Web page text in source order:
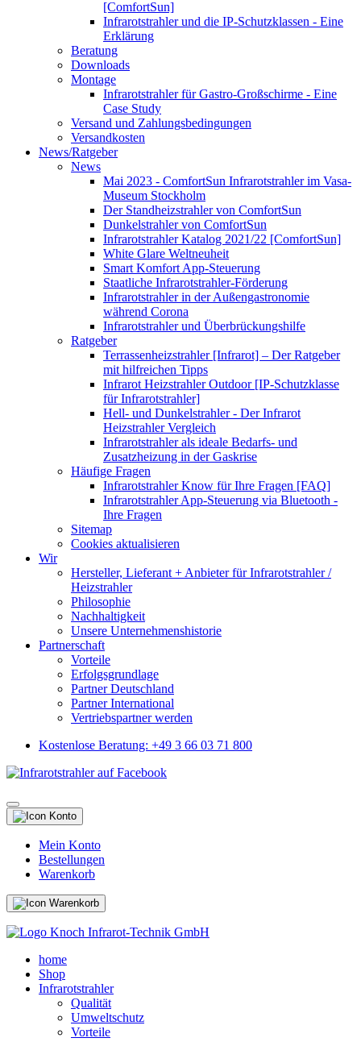
[ComfortSun]
Infrarotstrahler und die IP-Schutzklassen - Eine
Erklärung
Beratung
Downloads
Montage
Infrarotstrahler für Gastro-Großschirme - Eine
Case Study
Versand und Zahlungsbedingungen
Versandkosten
News/Ratgeber
News
Mai 2023 - ComfortSun Infrarotstrahler im Vasa-
Museum Stockholm
Der Standheizstrahler von ComfortSun
Dunkelstrahler von ComfortSun
Infrarotstrahler Katalog 2021/22 [ComfortSun]
White Glare Weltneuheit
Smart Komfort App-Steuerung
Staatliche Infrarotstrahler-Förderung
Infrarotstrahler in der Außengastronomie
während Corona
Infrarotstrahler und Überbrückungshilfe
Ratgeber
Terrassenheizstrahler [Infrarot] – Der Ratgeber
mit hilfreichen Tipps
Infrarot Heizstrahler Outdoor [IP-Schutzklasse
für Infrarotstrahler]
Hell- und Dunkelstrahler - Der Infrarot
Heizstrahler Vergleich
Infrarotstrahler als ideale Bedarfs- und
Zusatzheizung in der Gaskrise
Häufige Fragen
Infrarotstrahler Know für Ihre Fragen [FAQ]
Infrarotstrahler App-Steuerung via Bluetooth -
Ihre Fragen
Sitemap
Cookies aktualisieren
Wir
Hersteller, Lieferant + Anbieter für Infrarotstrahler /
Heizstrahler
Philosophie
Nachhaltigkeit
Unsere Unternehmenshistorie
Partnerschaft
Vorteile
Erfolgsgrundlage
Partner Deutschland
Partner International
Vertriebspartner werden
Kostenlose Beratung: +49 3 66 03 71 800
Mein Konto
Bestellungen
Warenkorb
home
Shop
Infrarotstrahler
Qualität
Umweltschutz
Vorteile